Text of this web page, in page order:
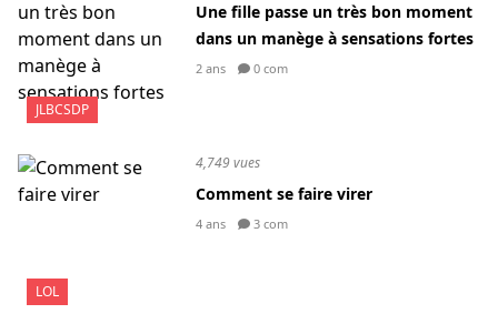
JLBCSDP
Une fille passe un très bon moment
dans un manège à sensations fortes
2 ans 0 com
LOL
4,749 vues
Comment se faire virer
4 ans 3 com